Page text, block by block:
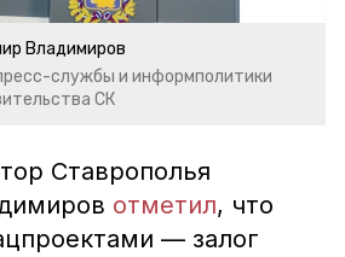
Владимиров
службы и информполитики
СК
Ставрополья
отметил, что
— залог